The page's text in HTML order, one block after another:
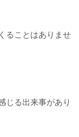
ることはありませ
じる出来事があり